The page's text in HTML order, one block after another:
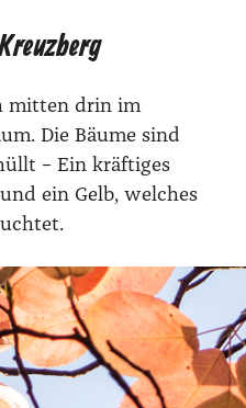
mitten drin im
Die Bäume sind
– Ein kräftiges
ein Gelb, welches